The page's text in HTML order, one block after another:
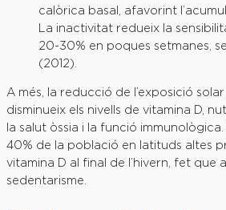
calòrica basal, afavorint
La inactivitat redueix la
20-30% en poques setmanes,
(2012).
A més, la reducció de l’exposició
disminueix els nivells de vitamina D,
la salut òssia i la funció immunològica.
40% de la població en latituds altes
vitamina D al final de l’hivern, fet que
sedentarisme.